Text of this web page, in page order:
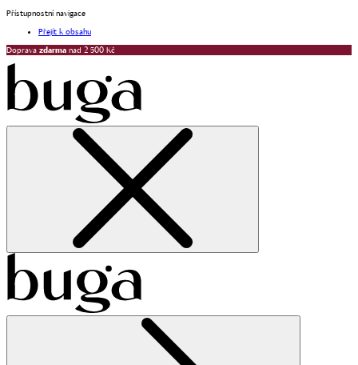
Přístupnostní navigace
Přejít k obsahu
Doprava zdarma nad 2 500 Kč